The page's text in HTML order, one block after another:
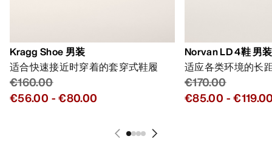
Kragg Shoe 男装
适合快速接近时穿着的套穿式鞋履
€160.00
€56.00 -€80.00
Norvan LD 4鞋 男装
适应各类环境的长
€170.00
€85.00 -